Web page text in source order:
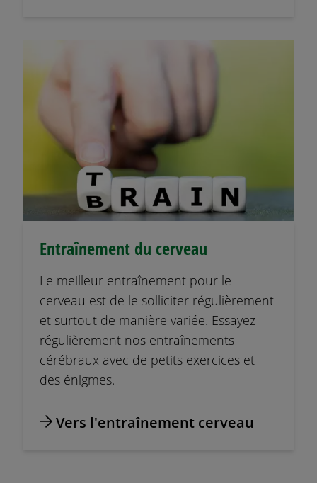
Le meilleur entraînement pour le
cerveau est de le solliciter régulièrement
et surtout de manière variée. Essayez
régulièrement nos entraînements
cérébraux avec de petits exercices et
des énigmes.
Entraînement du cerveau
Vers l'entraînement cerveau